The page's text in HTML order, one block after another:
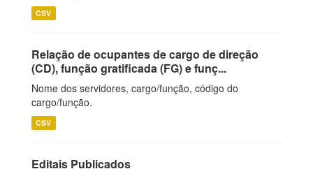
CSV
Relação de ocupantes de cargo de direção
(CD), função gratificada (FG) e funç...
Nome dos servidores, cargo/função, código do
cargo/função.
CSV
Editais Publicados